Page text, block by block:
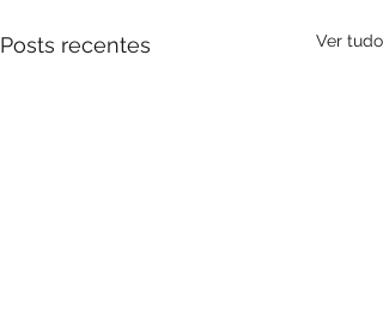
Posts recentes Ver tudo